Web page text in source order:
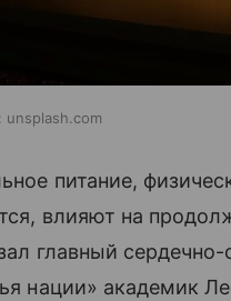
unsplash.com
питание,
влияют на
главный
нации» академик